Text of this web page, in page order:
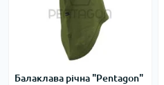
Балаклава річна "Pentagon"